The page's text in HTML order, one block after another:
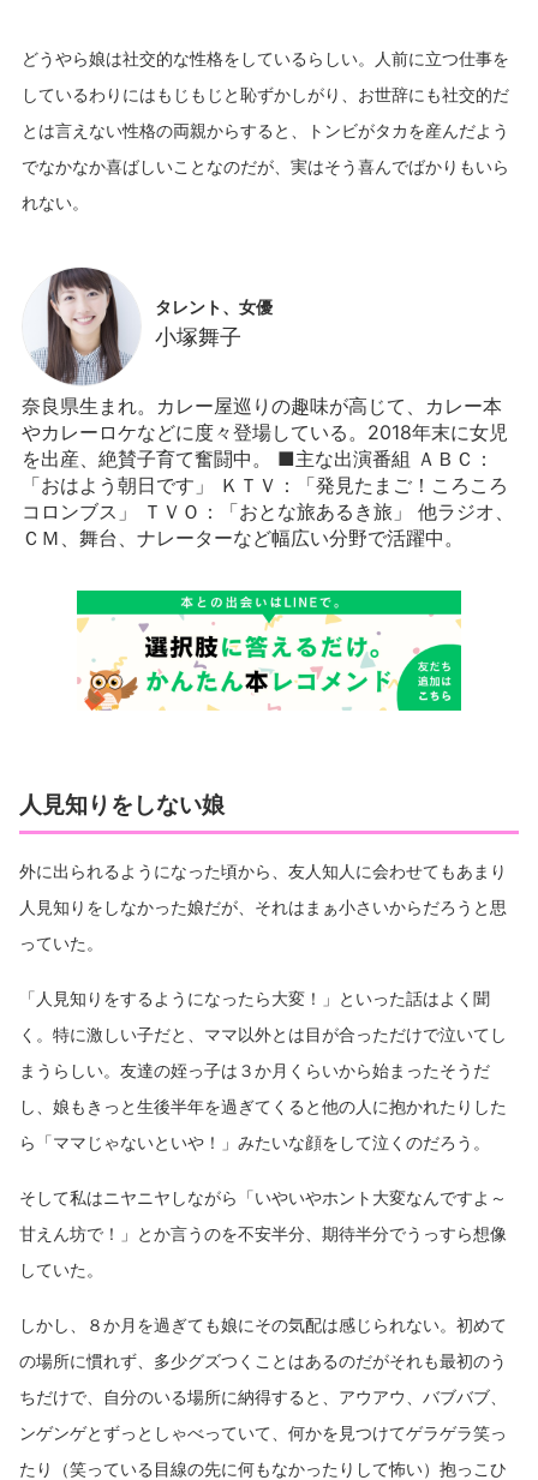
どうやら娘は社交的な性格をしているらしい。人前に立つ仕事を
しているわりにはもじもじと恥ずかしがり、お世辞にも社交的だ
とは言えない性格の両親からすると、トンビがタカを産んだよう
でなかなか喜ばしいことなのだが、実はそう喜んでばかりもいら
タレント、女優
小塚舞子
奈良県生まれ。カレー屋巡りの趣味が高じて、カレー本
やカレーロケなどに度々登場している。2018年末に女児
を出産、絶賛子育て奮闘中。 ■主な出演番組 ＡＢＣ：
「おはよう朝日です」 ＫＴＶ：「発見たまご！ころころ
コロンブス」 ＴＶＯ：「おとな旅あるき旅」 他ラジオ、
ＣＭ、舞台、ナレーターなど幅広い分野で活躍中。
人見知りをしない娘
外に出られるようになった頃から、友人知人に会わせてもあまり
人見知りをしなかった娘だが、それはまぁ小さいからだろうと思
っていた。
「人見知りをするようになったら大変！」といった話はよく聞
く。特に激しい子だと、ママ以外とは目が合っただけで泣いてし
まうらしい。友達の姪っ子は３か月くらいから始まったそうだ
し、娘もきっと生後半年を過ぎてくると他の人に抱かれたりした
ら「ママじゃないといや！」みたいな顔をして泣くのだろう。
そして私はニヤニヤしながら「いやいやホント大変なんですよ～
甘えん坊で！」とか言うのを不安半分、期待半分でうっすら想像
していた。
しかし、８か月を過ぎても娘にその気配は感じられない。初めて
の場所に慣れず、多少グズつくことはあるのだがそれも最初のう
ちだけで、自分のいる場所に納得すると、アウアウ、バブバブ、
ンゲンゲとずっとしゃべっていて、何かを見つけてゲラゲラ笑っ
たり（笑っている目線の先に何もなかったりして怖い）抱っこひ